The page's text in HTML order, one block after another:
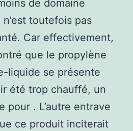
de domaine
toutefois pas
Car effectivement,
que le propylène
liquide se présente
été trop chauffé, un
pour . L’autre entrave
ce produit inciterait